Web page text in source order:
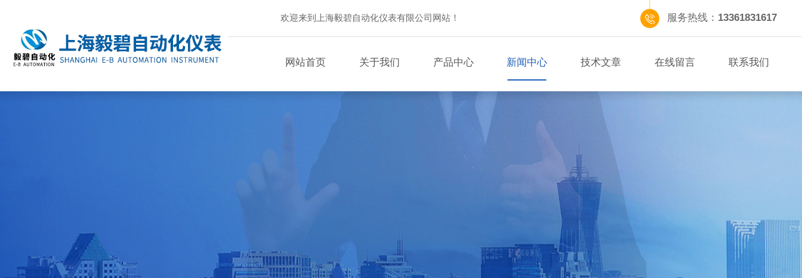
欢迎来到上海毅碧自动化仪表有限公司网站！ 服务热线： 13361831617
网站首页 关于我们 产品中心 新闻中心 技术文章 在线留言 联系我们